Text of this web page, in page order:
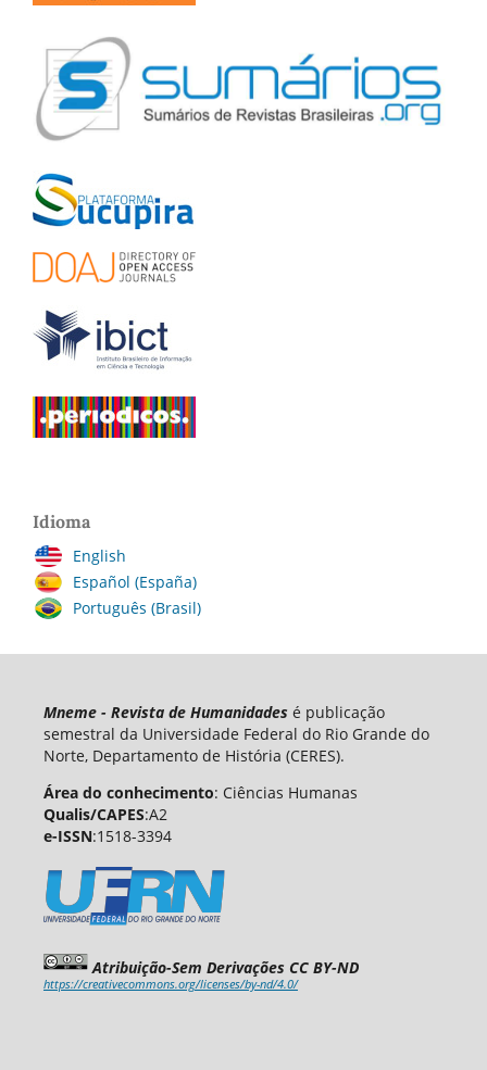
Idioma
English
Español (España)
Português (Brasil)
Mneme - Revista de Humanidades é publicação
semestral da Universidade Federal do Rio Grande do
Norte, Departamento de História (CERES).
Área do conhecimento: Ciências Humanas
Qualis/CAPES:A2
e-ISSN:1518-3394
Atribuição-Sem Derivações CC BY-ND
https://creativecommons.org/licenses/by-nd/4.0/